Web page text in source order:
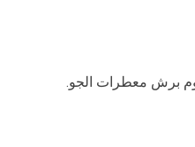
برش معطرات الجو.